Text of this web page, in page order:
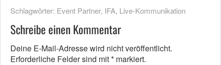
Schlagwörter: Event Partner, IFA, Live-Kommunikation
Schreibe einen Kommentar
Deine E-Mail-Adresse wird nicht veröffentlicht.
Erforderliche Felder sind mit* markiert.